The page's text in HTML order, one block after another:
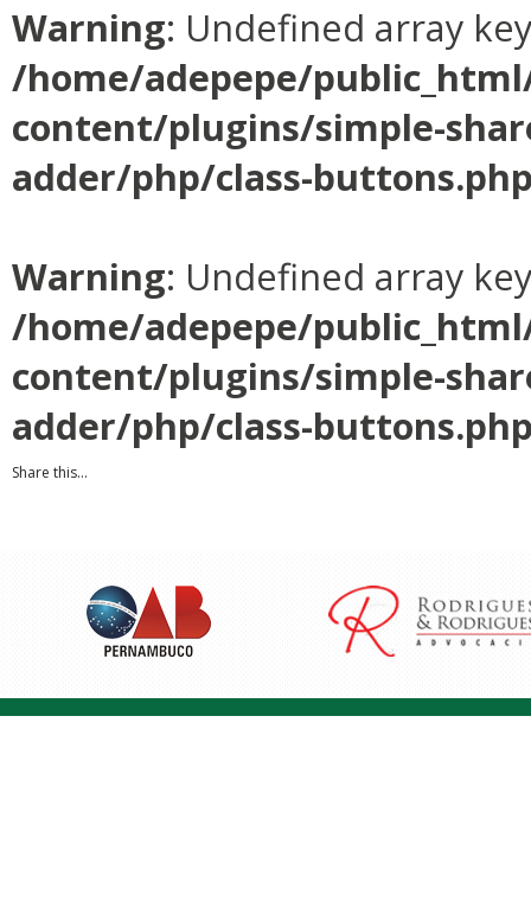
Warning: Undefined array
/home/adepepe/
content/plugins/simple-
adder/php/class-
Warning: Undefined array
/home/adepepe/
content/plugins/simple-
adder/php/class-
Share this...